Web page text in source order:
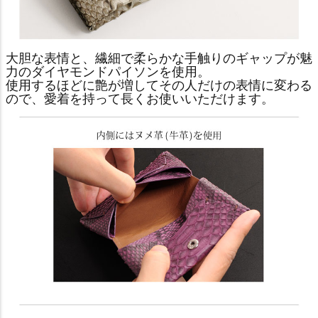
大胆な表情と、繊細で柔らかな手触りのギャップが魅
力のダイヤモンドパイソンを使用。
使用するほどに艶が増してその人だけの表情に変わる
ので、愛着を持って長くお使いいただけます。